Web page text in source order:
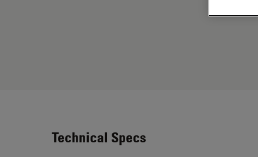
Technical Specs